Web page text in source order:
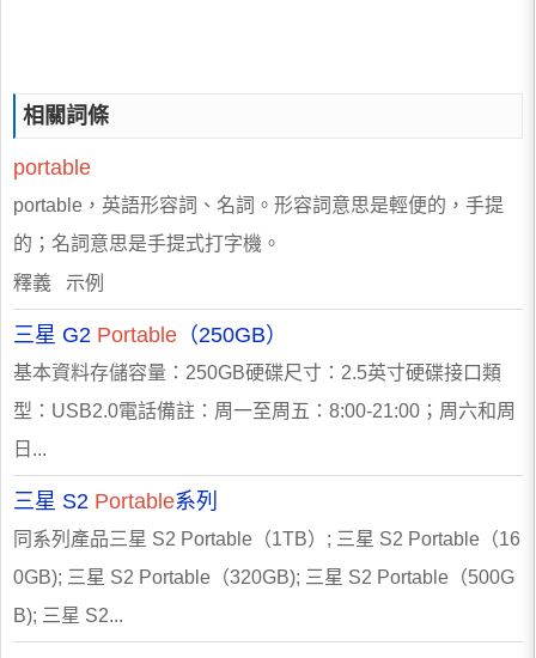
相關詞條
portable
portable，英語形容詞、名詞。形容詞意思是輕便的，手提
的；名詞意思是手提式打字機。
釋義 示例
三星 G2 Portable （250GB）
基本資料存儲容量：250GB硬碟尺寸：2.5英寸硬碟接口類
型：USB2.0電話備註：周一至周五：8:00-21:00；周六和周
日...
三星 S2 Portable系列
同系列產品三星 S2 Portable（1TB）; 三星 S2 Portable（16
0GB); 三星 S2 Portable（320GB); 三星 S2 Portable（500G
B); 三星 S2...